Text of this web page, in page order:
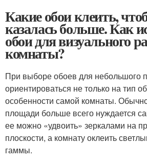
Какие обои клеить,
казалась больше. Как
обои для визуального
комнаты?
При выборе обоев для небольшого
ориентироваться не только на тип
особенности самой комнаты.
площади больше всего нуждается
ее можно «удвоить» зеркалами на
плоскости, а комнату оклеить
гаммы.